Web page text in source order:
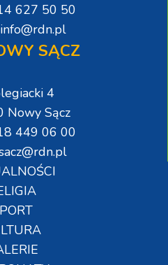
627 50 50
SĄCZ
4
Nowy Sącz
449 06 00